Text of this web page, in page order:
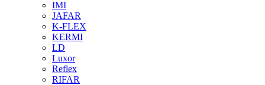
IMI
JAFAR
K-FLEX
KERMI
LD
Luxor
Reflex
RIFAR